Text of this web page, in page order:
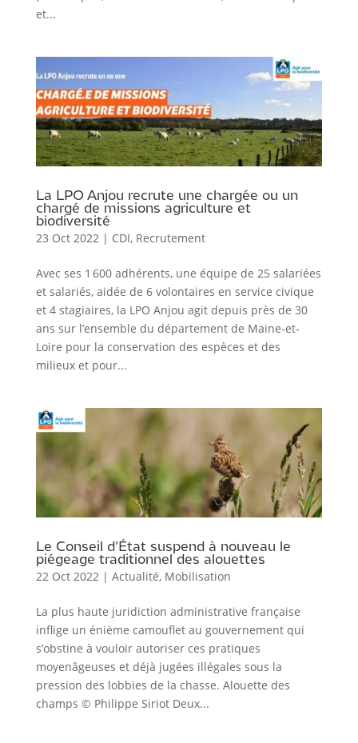
et...
La LPO Anjou recrute une chargée ou un
chargé de missions agriculture et
biodiversité
23 Oct 2022| CDI, Recrutement
Avec ses 1 600 adhérents, une équipe de 25 salariées
et salariés, aidée de 6 volontaires en service civique
et 4 stagiaires, la LPO Anjou agit depuis près de 30
ans sur l’ensemble du département de Maine-et-
Loire pour la conservation des espèces et des
milieux et pour...
Le Conseil d’État suspend à nouveau le
piégeage traditionnel des alouettes
22 Oct 2022 | Actualité, Mobilisation
La plus haute juridiction administrative française
inflige un énième camouflet au gouvernement qui
s’obstine à vouloir autoriser ces pratiques
moyenâgeuses et déjà jugées illégales sous la
pression des lobbies de la chasse. Alouette des
champs © Philippe Siriot Deux...